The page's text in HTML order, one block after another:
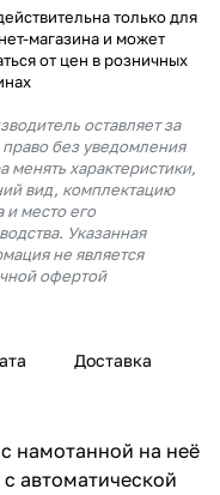
только для
магазина и может
от цен в розничных
оставляет за
без уведомления
менять характеристики,
вид, комплектацию
и место его
Указанная
не является
офертой
Доставка
намотанной на неё
автоматической
раз в 2